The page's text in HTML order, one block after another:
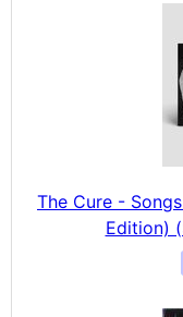
The Cure -
Edition)